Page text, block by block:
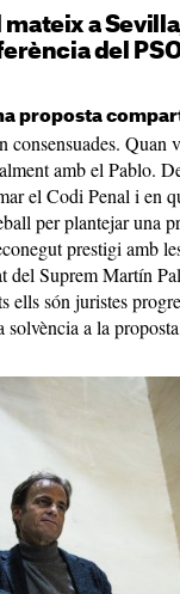
mateix a
del
proposta
consensuades. Quan
amb el Pablo.
el Codi Penal i en
per plantejar una
prestigi amb
del Suprem Martín
ells són juristes
a la